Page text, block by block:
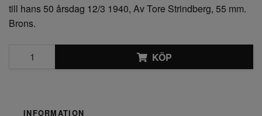
till hans 50 årsdag 12/3 1940, Av Tore Strindberg, 55 mm.
Brons.
KÖP
INFORMATION